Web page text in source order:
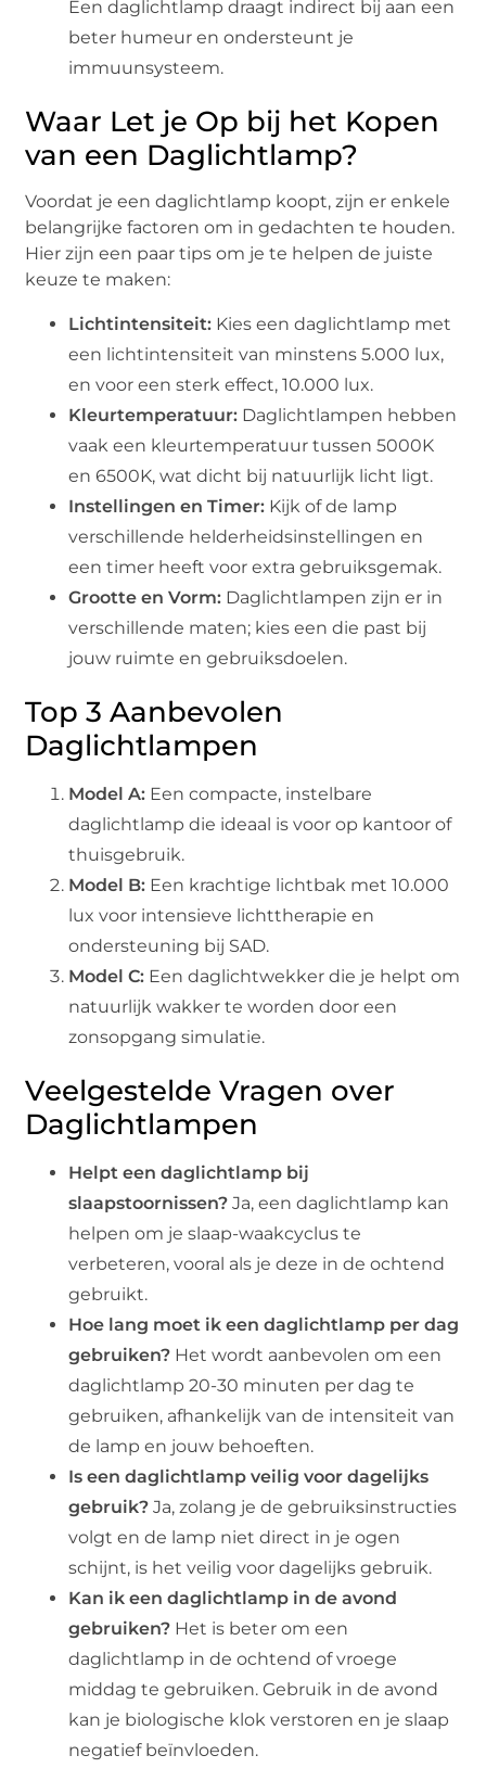
Een daglichtlamp draagt indirect bij aan een
beter humeur en ondersteunt je
immuunsysteem.
Waar Let je Op bij het Kopen
van een Daglichtlamp?
Voordat je een daglichtlamp koopt, zijn er enkele
belangrijke factoren om in gedachten te houden.
Hier zijn een paar tips om je te helpen de juiste
keuze te maken:
Lichtintensiteit: Kies een daglichtlamp met
een lichtintensiteit van minstens 5.000 lux,
en voor een sterk effect, 10.000 lux.
Kleurtemperatuur: Daglichtlampen hebben
vaak een kleurtemperatuur tussen 5000K
en 6500K, wat dicht bij natuurlijk licht ligt.
Instellingen en Timer: Kijk of de lamp
verschillende helderheidsinstellingen en
een timer heeft voor extra gebruiksgemak.
Grootte en Vorm: Daglichtlampen zijn er in
verschillende maten; kies een die past bij
jouw ruimte en gebruiksdoelen.
Top 3 Aanbevolen
Daglichtlampen
Model A: Een compacte, instelbare
daglichtlamp die ideaal is voor op kantoor of
thuisgebruik.
Model B: Een krachtige lichtbak met 10.000
lux voor intensieve lichttherapie en
ondersteuning bij SAD.
Model C: Een daglichtwekker die je helpt om
natuurlijk wakker te worden door een
zonsopgang simulatie.
Veelgestelde Vragen over
Daglichtlampen
Helpt een daglichtlamp bij
slaapstoornissen? Ja, een daglichtlamp kan
helpen om je slaap-waakcyclus te
verbeteren, vooral als je deze in de ochtend
gebruikt.
Hoe lang moet ik een daglichtlamp per dag
gebruiken? Het wordt aanbevolen om een
daglichtlamp 20-30 minuten per dag te
gebruiken, afhankelijk van de intensiteit van
de lamp en jouw behoeften.
Is een daglichtlamp veilig voor dagelijks
gebruik? Ja, zolang je de gebruiksinstructies
volgt en de lamp niet direct in je ogen
schijnt, is het veilig voor dagelijks gebruik.
Kan ik een daglichtlamp in de avond
gebruiken? Het is beter om een
daglichtlamp in de ochtend of vroege
middag te gebruiken. Gebruik in de avond
kan je biologische klok verstoren en je slaap
negatief beïnvloeden.